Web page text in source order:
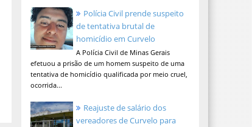
Polícia Civil prende suspeito
de tentativa brutal de
homicídio em Curvelo
A Polícia Civil de Minas Gerais
efetuou a prisão de um homem suspeito de uma
tentativa de homicídio qualificada por meio cruel,
ocorrida...
Reajuste de salário dos
vereadores de Curvelo para